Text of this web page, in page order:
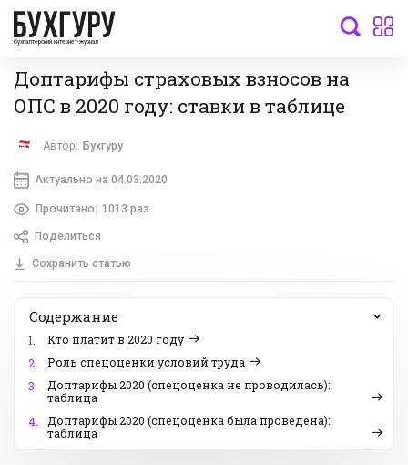
бухгалтерский интернет-журнал
Доптарифы страховых взносов на
ОПС в 2020 году: ставки в таблице
Автор: Бухгуру
Актуально на 04.03.2020
Прочитано: 1013 раз
Поделиться
Сохранить статью
Содержание
1.
Кто платит в 2020 году
2.
Роль спецоценки условий труда
3.
Доптарифы 2020 (спецоценка не проводилась):
таблица
4.
Доптарифы 2020 (спецоценка была проведена):
таблица